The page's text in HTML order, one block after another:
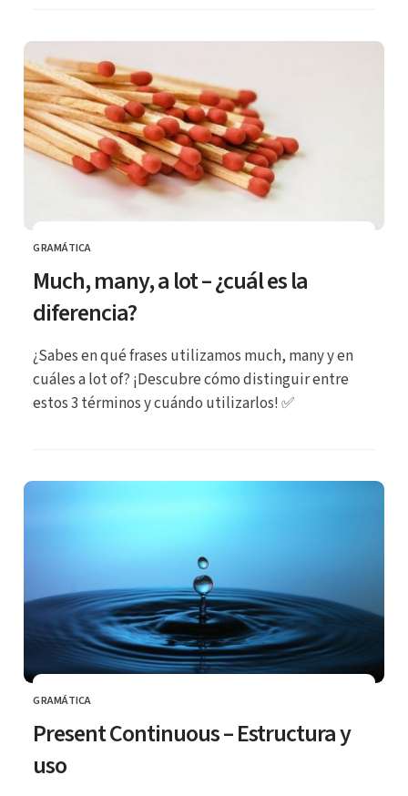
CATEGORÍA
GRAMÁTICA
Much, many, a lot – ¿cuál es la
diferencia?
¿Sabes en qué frases utilizamos much, many y en
cuáles a lot of? ¡Descubre cómo distinguir entre
estos 3 términos y cuándo utilizarlos! ✅
CATEGORÍA
GRAMÁTICA
Present Continuous – Estructura y
uso